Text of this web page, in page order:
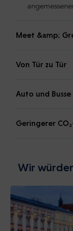
Meet &amp;
Von Tür zu Tür
Auto und Busse
Geringerer
Wir